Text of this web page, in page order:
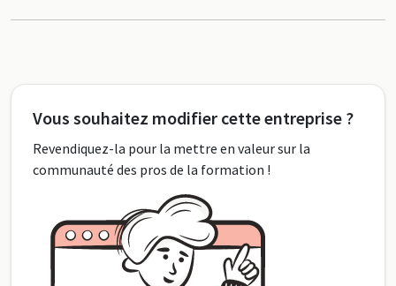
Vous souhaitez modifier cette entreprise ?
Revendiquez-la pour la mettre en valeur sur la
communauté des pros de la formation !